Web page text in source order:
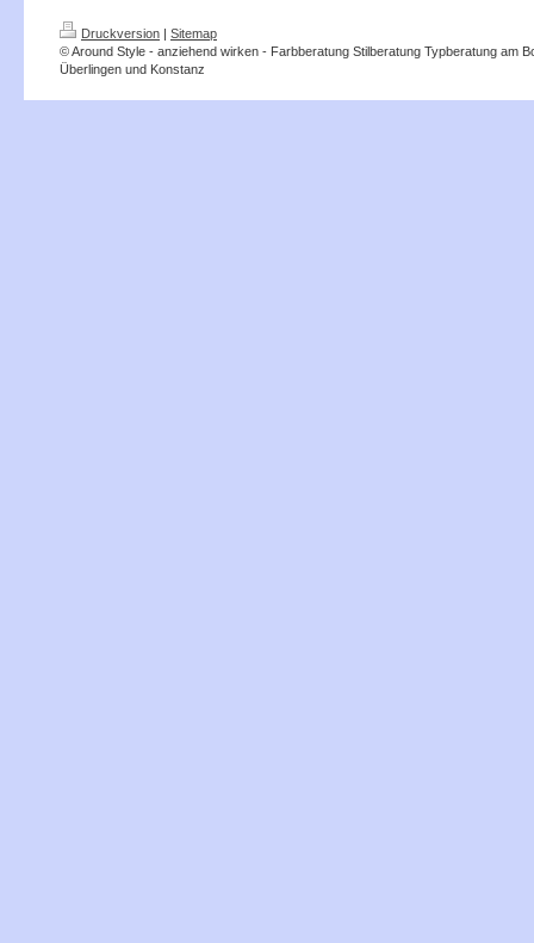
Druckversion | Sitemap
© Around Style - anziehend wirken - Farbberatung Stilberatung Typberatung am
Überlingen und Konstanz